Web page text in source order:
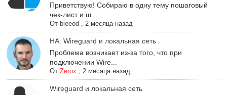
Приветствую! Собираю в одну тему пошаговый
чек-лист и ш...
От bleeod 2 месяца назад
НА: Wireguard и локальная сеть
Проблема возникает из-за того, что при
подключении Wire...
От Zerox 2 месяца назад
Wireguard и локальная сеть